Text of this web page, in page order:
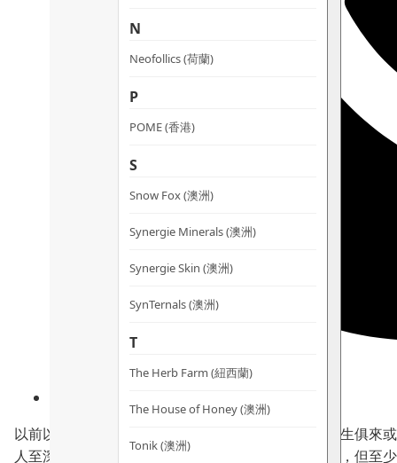
N
Neofollics (荷蘭)
P
POME (香港)
S
Snow Fox (澳洲)
Synergie Minerals (澳洲)
Synergie Skin (澳洲)
SynTernals (澳洲)
T
The Herb Farm (紐西蘭)
The House of Honey (澳洲)
Tonik (澳洲)
以前以為我的創業思維是與生俱來，後來發現所謂與生俱來
人至深。我公公爺爺爸爸都是商人，說到薰陶倒沒有，但至